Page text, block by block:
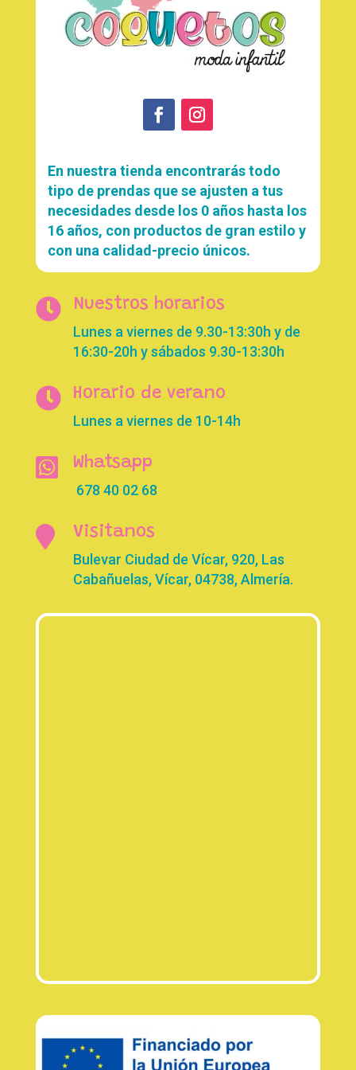
En nuestra tienda encontrarás todo
tipo de prendas que se ajusten a tus
necesidades desde los 0 años hasta los
16 años, con productos de gran estilo y
con una calidad-precio únicos.
 Nuestros horarios
Lunes a viernes de 9.30-13:30h y de
16:30-20h y sábados 9.30-13:30h
 Horario de verano
Lunes a viernes de 10-14h
 Whatsapp
678 40 02 68
 Visitanos
Bulevar Ciudad de Vícar, 920, Las
Cabañuelas, Vícar, 04738, Almería.